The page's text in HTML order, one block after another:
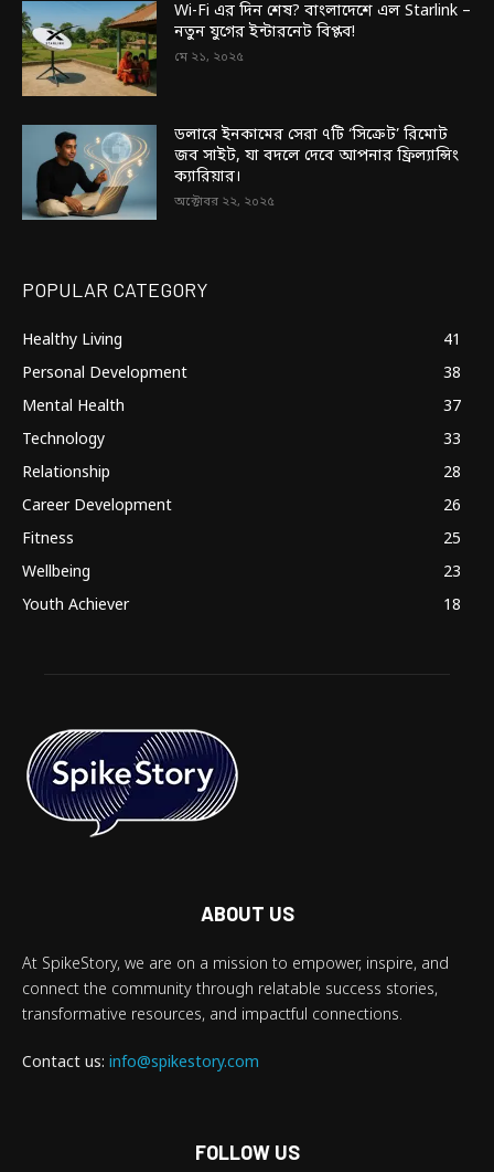
Wi-Fi এর দিন শেষ? বাংলাদেশে এল Starlink –
নতুন যুগের ইন্টারনেট বিপ্লব!
মে ২১, ২০২৫
ডলারে ইনকামের সেরা ৭টি ‘সিক্রেট’ রিমোট
জব সাইট, যা বদলে দেবে আপনার ফ্রিল্যান্সিং
ক্যারিয়ার।
অক্টোবর ২২, ২০২৫
POPULAR CATEGORY
Healthy Living
41
Personal Development
38
Mental Health
37
Technology
33
Relationship
28
Career Development
26
Fitness
25
Wellbeing
23
Youth Achiever
18
ABOUT US
At SpikeStory, we are on a mission to empower, inspire, and
connect the community through relatable success stories,
transformative resources, and impactful connections.
Contact us: info@spikestory.com
FOLLOW US